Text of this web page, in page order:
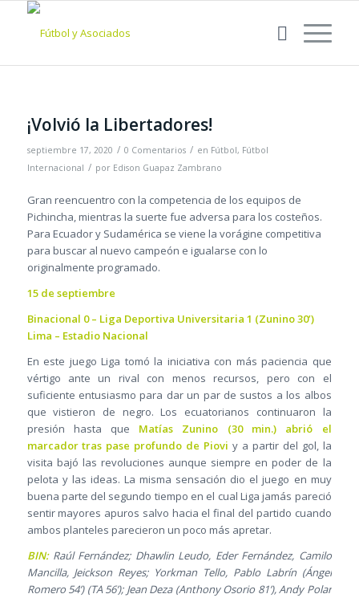
¡Volvió la Libertadores!
septiembre 17, 2020 / 0 Comentarios / en Fútbol, Fútbol
Internacional / por Edison Guapaz Zambrano
Gran reencuentro con la competencia de los equipos de
Pichincha, mientras la suerte fue adversa para los costeños.
Para Ecuador y Sudamérica se viene la vorágine competitiva
para buscar al nuevo campeón e igualarse con lo
originalmente programado.
15 de septiembre
Binacional 0 – Liga Deportiva Universitaria 1 (Zunino 30’)
Lima – Estadio Nacional
En este juego Liga tomó la iniciativa con más paciencia que
vértigo ante un rival con menos recursos, pero con el
suficiente entusiasmo para dar un par de sustos a los albos
que vistieron de negro. Los ecuatorianos continuaron la
presión hasta que Matías Zunino (30 min.) abrió el
marcador tras pase profundo de Piovi y a partir del gol, la
visita bajó las revoluciones aunque siempre en poder de la
pelota y las ideas. La misma sensación dio el juego en muy
buena parte del segundo tiempo en el cual Liga jamás pareció
sentir mayores apuros salvo hacia el final del partido cuando
ambos planteles parecieron un poco más apretar.
BIN:Raúl Fernández; Dhawlin Leudo, Eder Fernández, Camilo
Mancilla, Jeickson Reyes; Yorkman Tello, Pablo Labrín (Ángel
Romero 54’) (TA 56’); Jean Deza (Anthony Osorio 81’), Andy Polar